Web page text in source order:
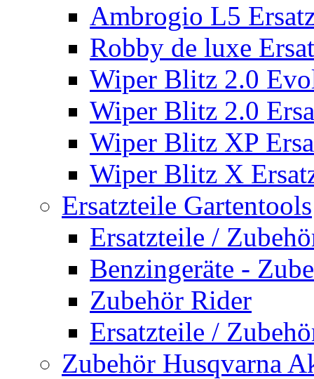
Ambrogio L5
Robby de luxe
Wiper Blitz 2.0
Wiper Blitz 2.0
Wiper Blitz XP
Wiper Blitz X
Ersatzteile Gartentools
Ersatzteile /
Benzingeräte -
Zubehör Rider
Ersatzteile /
Zubehör Husqvarna